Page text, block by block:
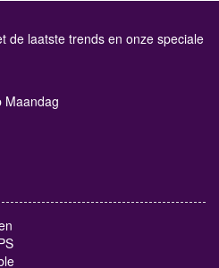
de laatste trends en onze speciale
Maandag